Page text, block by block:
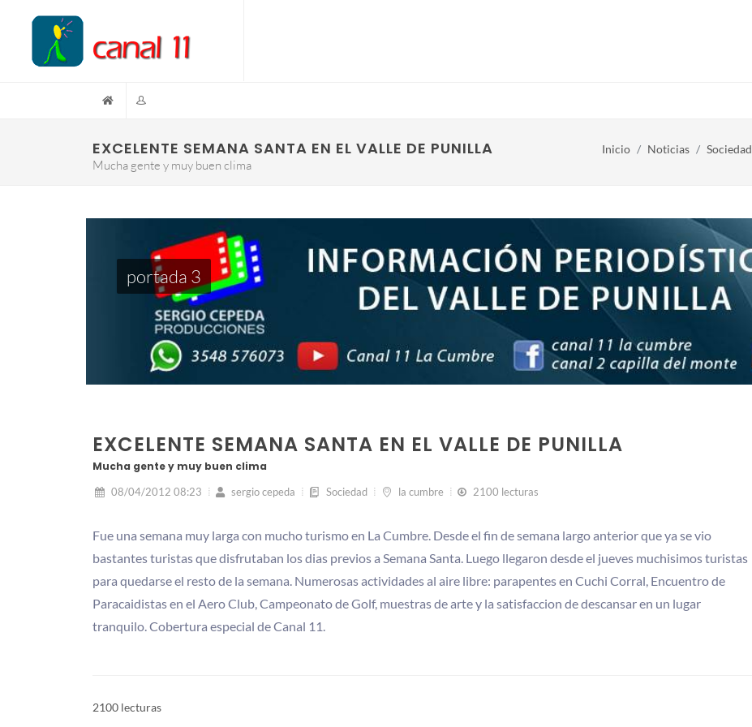
EXCELENTE SEMANA SANTA EN EL VALLE DE PUNILLA
Mucha gente y muy buen clima
Inicio Noticias Sociedad
portada 3
EXCELENTE SEMANA SANTA EN EL VALLE DE PUNILLA
Mucha gente y muy buen clima
08/04/2012 08:23 sergio cepeda Sociedad la cumbre 2100 lecturas
Fue una semana muy larga con mucho turismo en La Cumbre. Desde el fin de semana largo anterior que ya se vio
bastantes turistas que disfrutaban los dias previos a Semana Santa. Luego llegaron desde el jueves muchisimos turistas
para quedarse el resto de la semana. Numerosas actividades al aire libre: parapentes en Cuchi Corral, Encuentro de
Paracaidistas en el Aero Club, Campeonato de Golf, muestras de arte y la satisfaccion de descansar en un lugar
tranquilo. Cobertura especial de Canal 11.
2100 lecturas